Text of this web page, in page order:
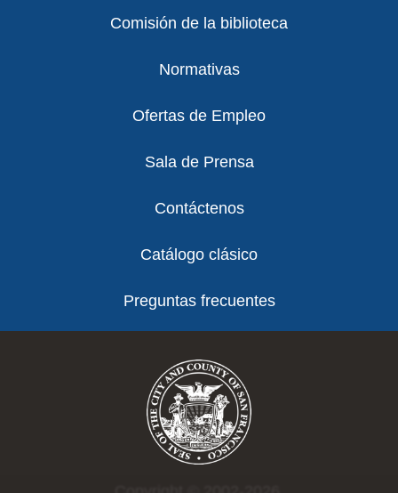
Comisión de la biblioteca
Normativas
Ofertas de Empleo
Sala de Prensa
Contáctenos
Catálogo clásico
Preguntas frecuentes